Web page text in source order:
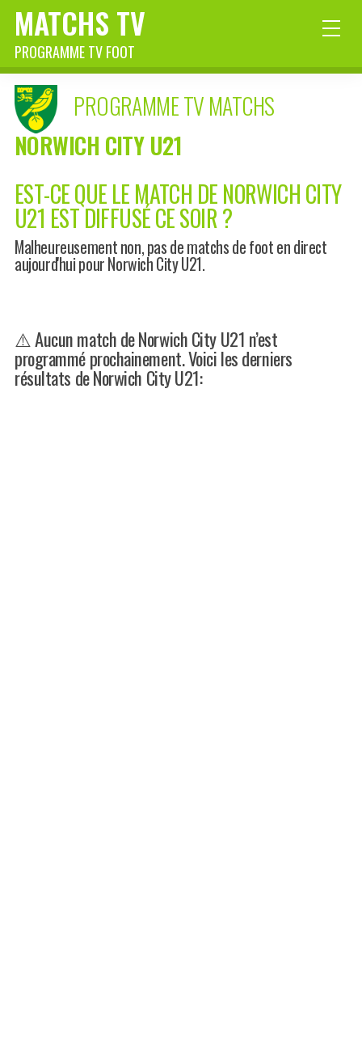
MATCHS TV
PROGRAMME TV FOOT
PROGRAMME TV MATCHS
NORWICH CITY U21
EST-CE QUE LE MATCH DE NORWICH CITY
U21 EST DIFFUSÉ CE SOIR ?
Malheureusement non, pas de matchs de foot en direct
aujourd'hui pour Norwich City U21.
⚠️ Aucun match de Norwich City U21 n’est
programmé prochainement. Voici les derniers
résultats de Norwich City U21: